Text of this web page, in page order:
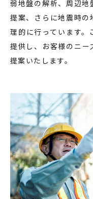
弱地盤の解析、周辺
提案、さらに地震時
理的に行っています
提供し、お客様のニ
提案いたします。